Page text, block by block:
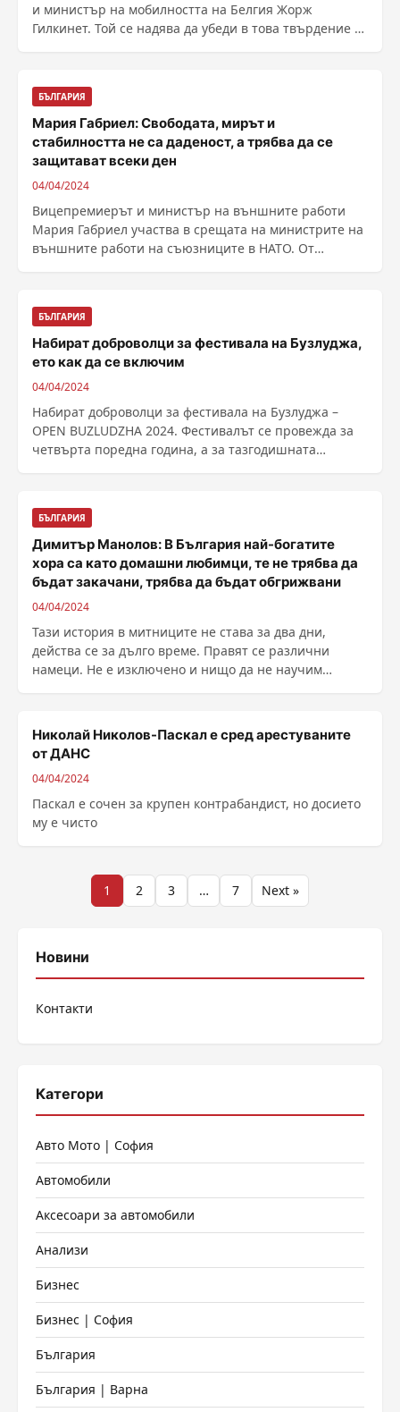
и министър на мобилността на Белгия Жорж
Гилкинет. Той се надява да убеди в това твърдение и
БЪЛГАРИЯ
Мария Габриел: Свободата, мирът и
стабилността не са даденост, а трябва да се
защитават всеки ден
04/04/2024
Вицепремиерът и министър на външните работи
Мария Габриел участва в срещата на министрите на
външните работи на съюзниците в НАТО. От
БЪЛГАРИЯ
Набират доброволци за фестивала на Бузлуджа,
ето как да се включим
04/04/2024
Набират доброволци за фестивала на Бузлуджа –
OPEN BUZLUDZHA 2024. Фестивалът се провежда за
четвърта поредна година, а за тазгодишната
БЪЛГАРИЯ
Димитър Манолов: В България най-богатите
хора са като домашни любимци, те не трябва да
бъдат закачани, трябва да бъдат обгрижвани
04/04/2024
Тази история в митниците не става за два дни,
действа се за дълго време. Правят се различни
намеци. Не е изключено и нищо да не научим
Николай Николов-Паскал е сред арестуваните
от ДАНС
04/04/2024
Паскал е сочен за крупен контрабандист, но досието
му е чисто
Разделяне
публикациите
1 2 3 … 7 Next »
Новини
Контакти
Категори
Авто Мото | София
Автомобили
Аксесоари за автомобили
Анализи
Бизнес
Бизнес | София
България
България | Варна